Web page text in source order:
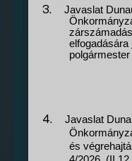
3.
Javaslat
elfogadására
polgármester
4.
Javaslat
és